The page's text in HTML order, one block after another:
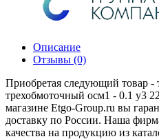
Описание
Отзывы (0)
Приобретая следующий товар -
трехобмоточный осм1 - 0.1 у3
магазине Etgo-Group.ru вы
доставку по России. Наша
качества на продукцию из